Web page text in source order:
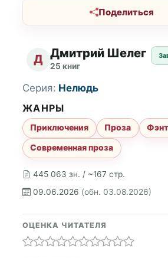
Поделиться
Д Дмитрий Шелег
25 книг
445 063 зн. / ~167 стр.
09.06.2026 (обн. 03.08.2026)
Серия: Нелюдь
ЖАНРЫ
Приключения Проза
Современная проза
ОЦЕНКА ЧИТАТЕЛЯ